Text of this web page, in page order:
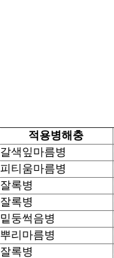
적용병해충
갈색잎마름병
피티움마름병
잘록병
잘록병
밑둥썩음병
뿌리마름병
잘록병